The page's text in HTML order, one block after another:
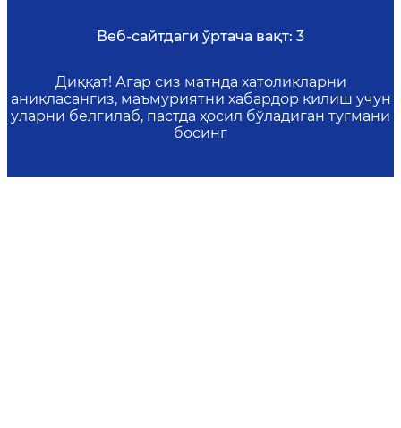
Веб-сайтдаги ўртача вақт: 3
Диққат! Агар сиз матнда хатоликларни
аниқласангиз, маъмуриятни хабардор қилиш учун
уларни белгилаб, пастда ҳосил бўладиган тугмани
босинг